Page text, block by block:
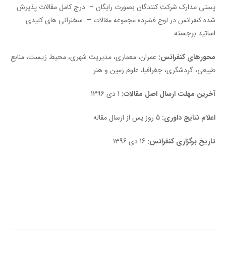
پستی مدارک شرکت کنندگان بصورت رایگان – درج کامل مقالات پذیرش
شده کنفرانس در لوح فشرده مجموعه مقالات – سخنرانی های کلیدی
اساتید برجسته
محورهای کنفرانس: عمران، معماری، مدیریت شهری، محیط زیست، منابع
طبیعی، گردشگری، جغرافیا، علوم زمین و هنر
آخرین مهلت ارسال اصل مقالات: 1 دی 1396
اعلام نتایج داوری: 5 روز پس از ارسال مقاله
تاریخ برگزاری کنفرانس: